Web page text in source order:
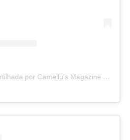
Uma publicação compartilhada por Camellu's Magazine I e II (@camellus_magazine)